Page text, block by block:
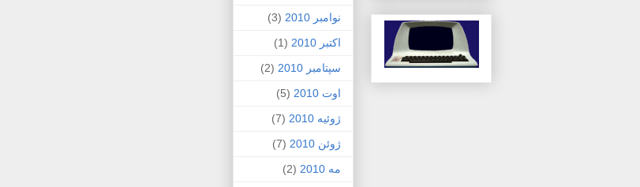
نوامبر 2010
(3)
اکتبر 2010
(1)
سپتامبر 2010
(2)
اوت 2010
(5)
ژوئیه 2010
(7)
ژوئن 2010
(7)
مه 2010
(2)